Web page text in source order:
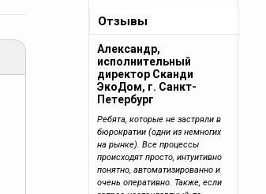
Отзывы
Александр,
исполнительный
директор Сканди
ЭкоДом, г. Санкт-
Петербург
Ребята, которые не застряли в
бюрократии (одни из немногих
на рынке). Все процессы
происходят просто, интуитивно
понятно, автоматизированно и
очень оперативно. Также, если